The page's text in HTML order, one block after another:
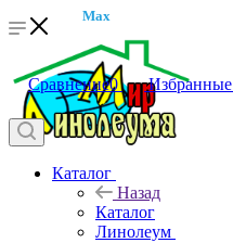
Max
Сравнение0
Каталог
Назад
Каталог
Линолеум